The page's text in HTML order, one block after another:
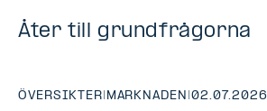
Åter till grundfrågorna
ÖVERSIKTER| MARKNADEN |02.07.2026